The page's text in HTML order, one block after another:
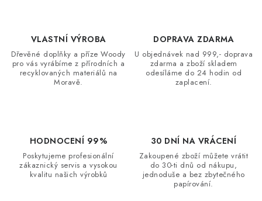
VLASTNÍ VÝROBA
Dřevěné doplňky a příze Woody
pro vás vyrábíme z přírodních a
recyklovaných materiálů na
Moravě.
DOPRAVA ZDARMA
U objednávek nad 999,- doprava
zdarma a zboží skladem
odesíláme do 24 hodin od
zaplacení.
HODNOCENÍ 99%
Poskytujeme profesionální
zákaznický servis a vysokou
kvalitu našich výrobků
30 DNÍ NA VRÁCENÍ
Zakoupené zboží můžete vrátit
do 30-ti dnů od nákupu,
jednoduše a bez zbytečného
papírování.